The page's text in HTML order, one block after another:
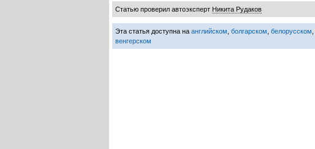
Статью проверил автоэксперт Никита Рудаков
Эта статья доступна на английском болгарском белорусском
венгерском